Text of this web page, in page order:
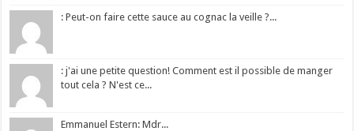
: Peut-on faire cette sauce au cognac la veille ?...
: j'ai une petite question! Comment est il possible de manger
tout cela ? N'est ce...
Emmanuel Estern: Mdr...